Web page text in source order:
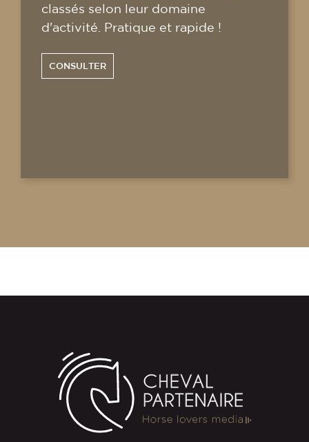
classés selon leur domaine
d'activité. Pratique et rapide !
CONSULTER